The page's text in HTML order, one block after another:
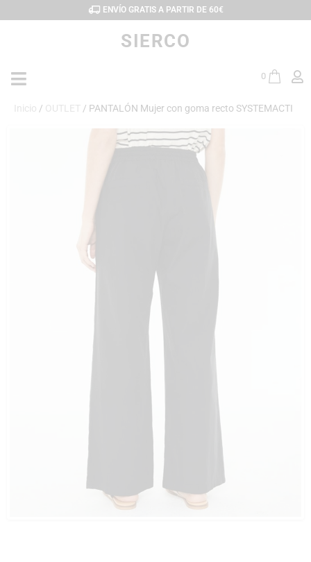
ENVÍO GRATIS A PARTIR DE 60€
SIERCO
0
Inicio / OUTLET / PANTALÓN Mujer con goma recto SYSTEMACTI